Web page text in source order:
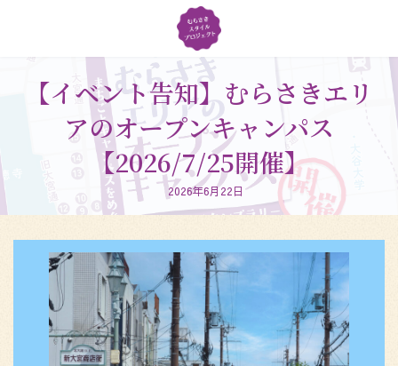
ッ
プ
移
動
【イベント告知】むらさきエリ
アのオープンキャンパス
【2026/7/25開催】
2026年6月22日